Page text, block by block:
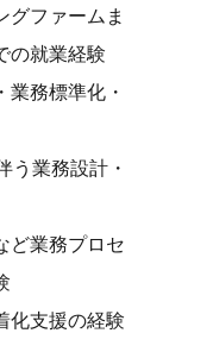
グファームま
の就業経験
務標準化・
う業務設計・
ど業務プロセ
化支援の経験